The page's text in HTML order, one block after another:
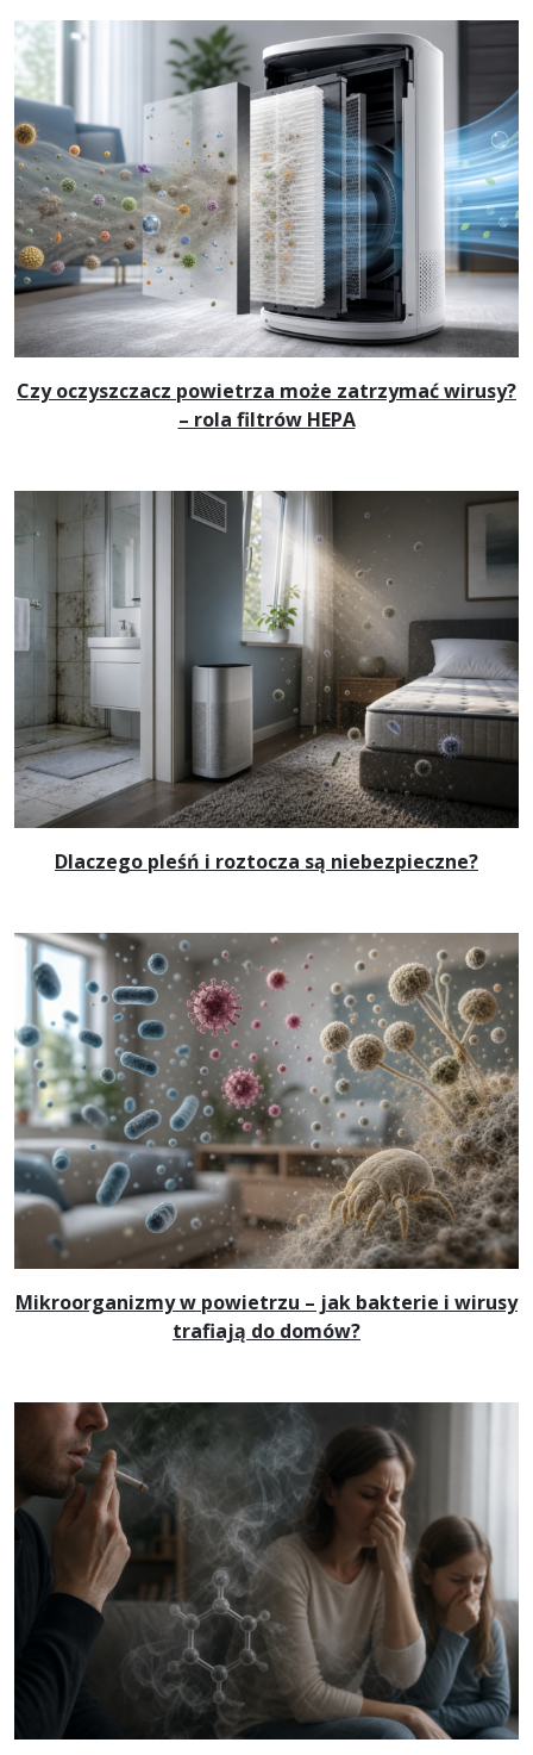
Czy oczyszczacz powietrza może zatrzymać wirusy?
– rola filtrów HEPA
Dlaczego pleśń i roztocza są niebezpieczne?
Mikroorganizmy w powietrzu – jak bakterie i wirusy
trafiają do domów?